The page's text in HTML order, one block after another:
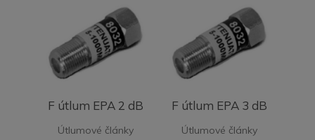
F útlum EPA 2 dB
Útlumové články
F útlum EPA 3 dB
Útlumové články